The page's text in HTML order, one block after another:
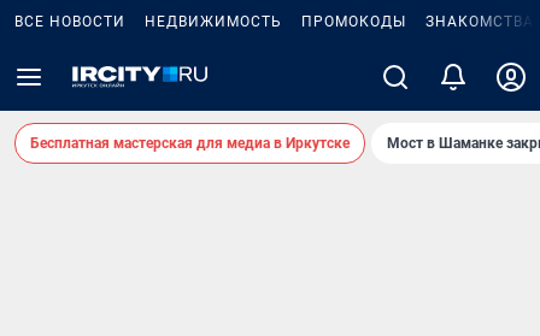
ВСЕ НОВОСТИ НЕДВИЖИМОСТЬ ПРОМОКОДЫ ЗНАКОМСТВА
Бесплатная мастерская для медиа в Иркутске Мост в Шаманке